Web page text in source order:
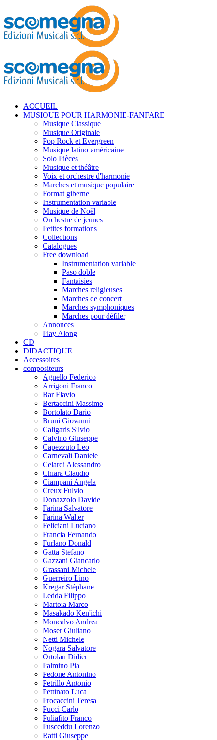
ACCUEIL
MUSIQUE POUR HARMONIE-FANFARE
Musique Classique
Musique Originale
Pop Rock et Evergreen
Musique latino-américaine
Solo Pièces
Musique et théâtre
Voix et orchestre d'harmonie
Marches et musique populaire
Format giberne
Instrumentation variable
Musique de Noël
Orchestre de jeunes
Petites formations
Collections
Catalogues
Free download
Instrumentation variable
Paso doble
Fantaisies
Marches religieuses
Marches de concert
Marches symphoniques
Marches pour défiler
Annonces
Play Along
CD
DIDACTIQUE
Accessoires
compositeurs
Agnello Federico
Arrigoni Franco
Bar Flavio
Bertaccini Massimo
Bortolato Dario
Bruni Giovanni
Caligaris Silvio
Calvino Giuseppe
Capezzuto Leo
Carnevali Daniele
Celardi Alessandro
Chiara Claudio
Ciampani Angela
Creux Fulvio
Donazzolo Davide
Farina Salvatore
Farina Walter
Feliciani Luciano
Francia Fernando
Furlano Donald
Gatta Stefano
Gazzani Giancarlo
Grassani Michele
Guerreiro Lino
Kregar Stéphane
Ledda Filippo
Martoia Marco
Masakado Ken'ichi
Moncalvo Andrea
Moser Giuliano
Netti Michele
Nogara Salvatore
Ortolan Didier
Palmino Pia
Pedone Antonino
Petrillo Antonio
Pettinato Luca
Procaccini Teresa
Pucci Carlo
Puliafito Franco
Pusceddu Lorenzo
Ratti Giuseppe